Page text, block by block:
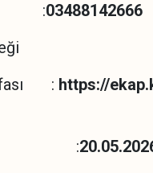
:03488142666
: https://
: